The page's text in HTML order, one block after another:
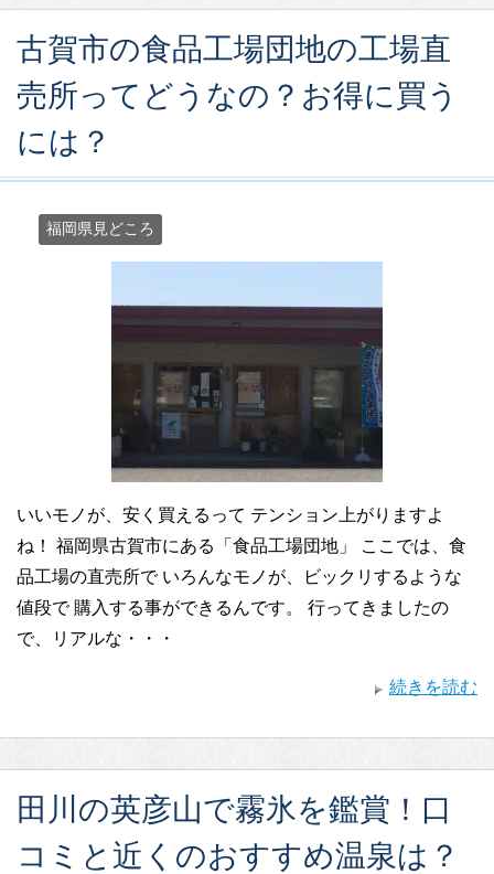
古賀市の食品工場団地の工場直
売所ってどうなの？お得に買う
には？
福岡県見どころ
いいモノが、安く買えるって テンション上がりますよ
ね！ 福岡県古賀市にある「食品工場団地」 ここでは、食
品工場の直売所で いろんなモノが、ビックリするような
値段で 購入する事ができるんです。 行ってきましたの
で、リアルな・・・
続きを読む
田川の英彦山で霧氷を鑑賞！口
コミと近くのおすすめ温泉は？